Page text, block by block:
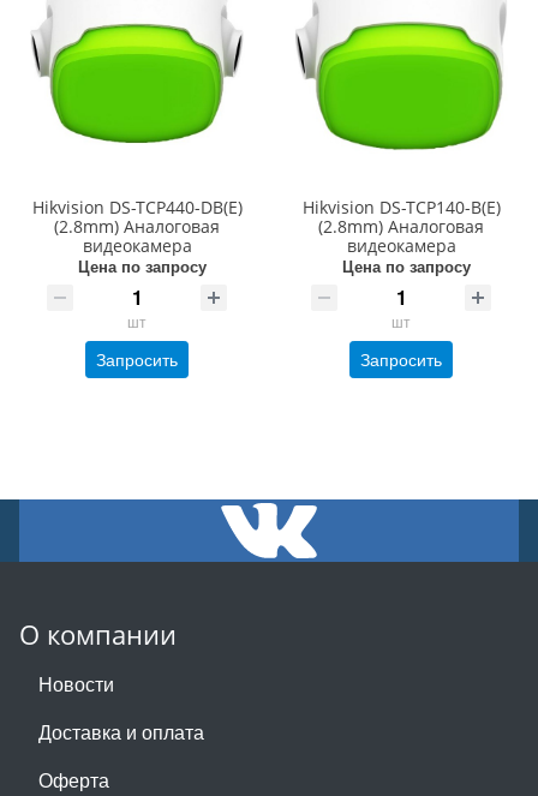
Hikvision DS-TCP440-DB(E)
(2.8mm) Аналоговая
видеокамера
Цена по запросу
шт
Запросить
Hikvision DS-TCP140-B(E)
(2.8mm) Аналоговая
видеокамера
Цена по запросу
шт
Запросить
О компании
Новости
Доставка и оплата
Оферта